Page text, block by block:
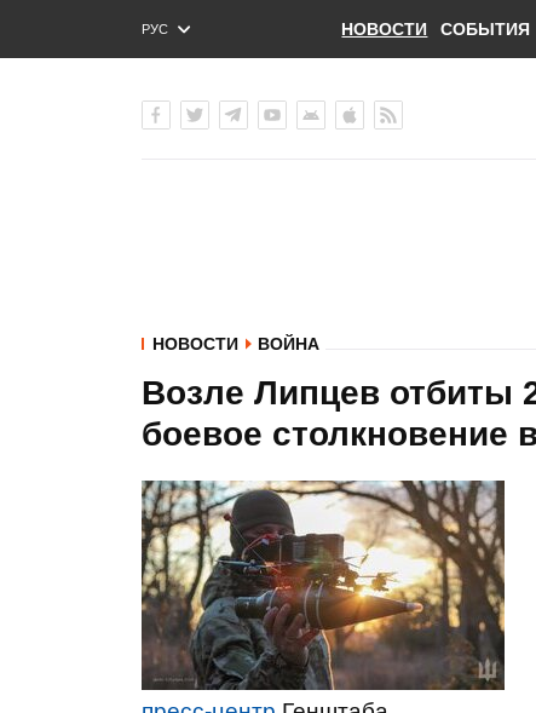
РУС
ENG
НОВОСТИ СОБЫТИЯ
НОВОСТИ ВОЙНА
Возле Липцев отбиты
боевое столкновение